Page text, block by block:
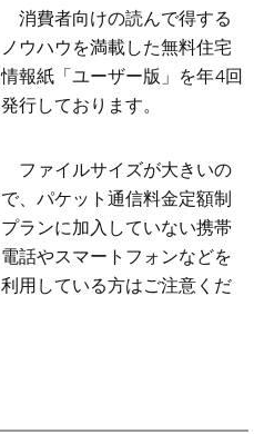
消費者向けの読んで得する
ノウハウを満載した無料住宅
情報紙「ユーザー版」を年4回
発行しております。
ファイルサイズが大きいの
で、パケット通信料金定額制
プランに加入していない携帯
電話やスマートフォンなどを
利用している方はご注意くだ